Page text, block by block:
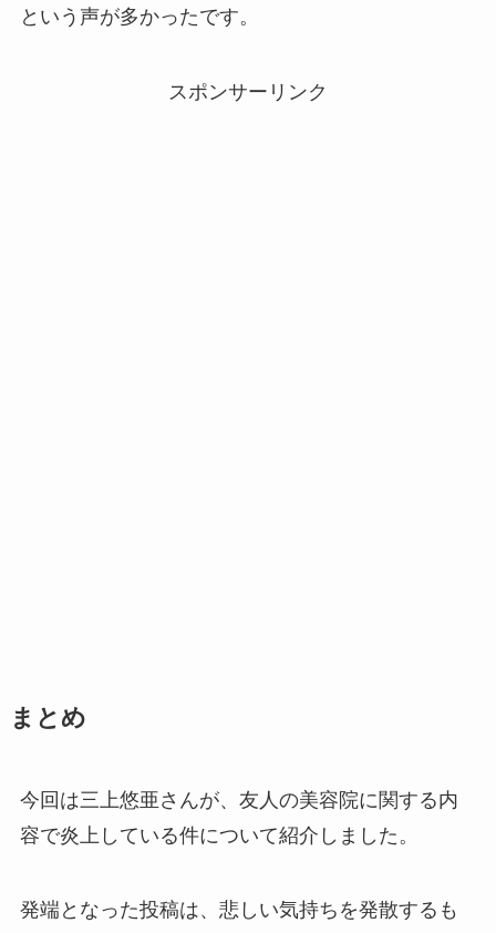
という声が多かったです。
スポンサーリンク
まとめ
今回は三上悠亜さんが、友人の美容院に関する内
容で炎上している件について紹介しました。
発端となった投稿は、悲しい気持ちを発散するも